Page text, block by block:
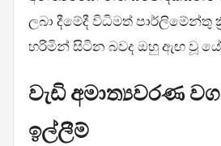
ලබා දීමේදී විධිමත් පාර්ලිමේන්තු
හරිමින් සිටින බවද ඔහු ඇඟ වූ
වැඩි අමාත්‍යවරණ
ඉල්ලීම්